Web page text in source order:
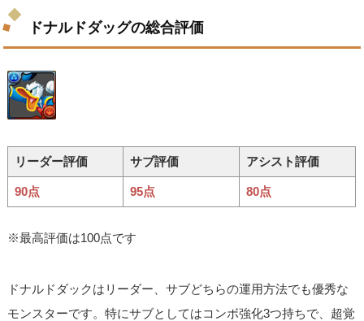
ドナルドダッグの総合評価
リーダー評価 サブ評価 アシスト評価
90点 95点 80点
※最高評価は100点です
ドナルドダックはリーダー、サブどちらの運用方法でも優秀な
モンスターです。特にサブとしてはコンボ強化3つ持ちで、超覚